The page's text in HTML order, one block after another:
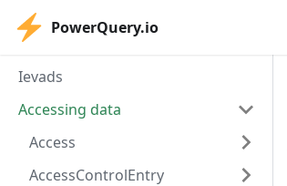
PowerQuery.io
Ievads
Accessing data
Access
AccessControlEntry